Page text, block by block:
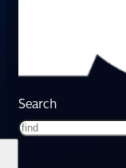
Search